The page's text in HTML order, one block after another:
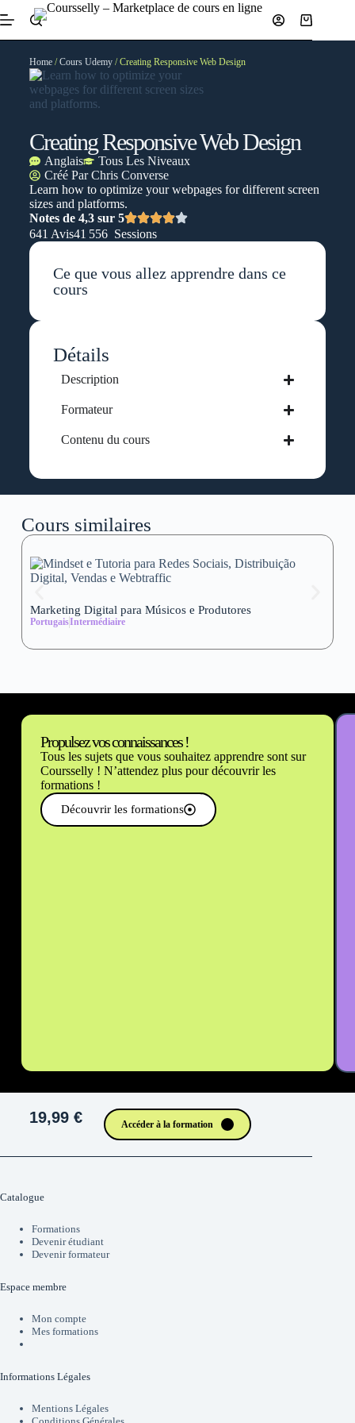
Home/Cours Udemy/ Creating Responsive Web Design
Creating Responsive Web Design
Anglais
Tous Les Niveaux
Créé ParChris Converse
Learn how to optimize your webpages for different screen
sizes and platforms.
Notes de 4,3 sur 5
641 Avis41 556 Sessions
Ce que vous allez apprendre dans ce
cours
Détails
Description
Formateur
Contenu du cours
Cours similaires
Marketing Digital para Músicos e Produtores
PortugaisIntermédiaire
Propulsez vos connaissances !
Tous les sujets que vous souhaitez apprendre sont sur
Coursselly ! N’attendez plus pour découvrir les
formations !
Découvrir les formations
19,99 € Accéder à la formation
Catalogue
Formations
Devenir étudiant
Devenir formateur
Espace membre
Mon compte
Mes formations
Informations Légales
Mentions Légales